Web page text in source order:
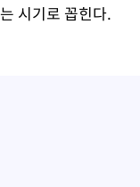
시기로 꼽힌다.